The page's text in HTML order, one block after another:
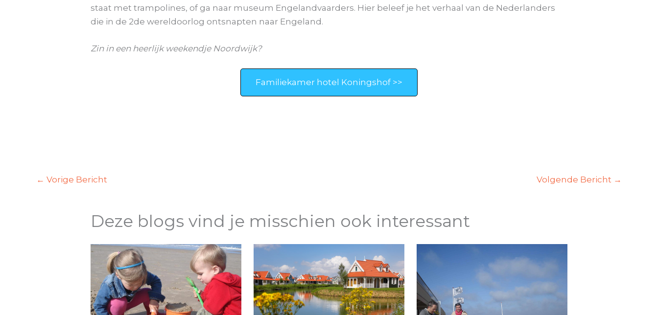
staat met trampolines, of ga naar museum Engelandvaarders. Hier beleef je het verhaal van de Nederlanders
die in de 2de wereldoorlog ontsnapten naar Engeland.
Zin in een heerlijk weekendje Noordwijk?
Familiekamer hotel Koningshof >>
← Vorige Bericht Volgende Bericht →
Deze blogs vind je misschien ook interessant